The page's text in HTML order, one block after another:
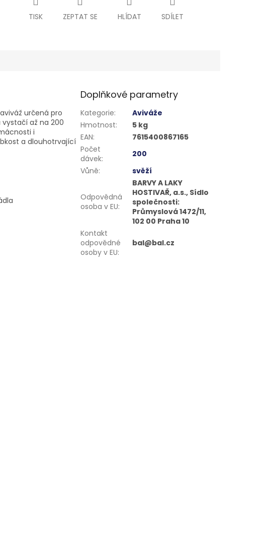
TISK ZEPTAT SE HLÍDAT SDÍLET
určená pro
až na 200
i
a dlouhotrvající
Doplňkové parametry
Kategorie:
Aviváže
Hmotnost:
5 kg
EAN:
7615400867165
Počet
dávek:
200
Vůně: svěží
Odpovědná
osoba v EU:
BARVY A LAKY
HOSTIVAŘ, a.s., Sídlo
společnosti:
Průmyslová 1472/11,
102 00 Praha 10
Kontakt
odpovědné
osoby v EU:
bal@bal.cz